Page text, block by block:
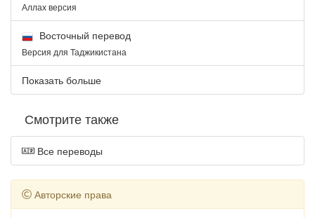
Аллах версия
Восточный перевод
Версия для Таджикистана
Показать больше
Смотрите также
Все переводы
Авторские права